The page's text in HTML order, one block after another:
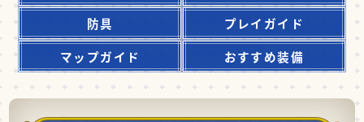
防具
プレイガイド
マップガイド
おすすめ装備